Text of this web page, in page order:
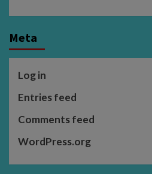
Meta
Log in
Entries feed
Comments feed
WordPress.org